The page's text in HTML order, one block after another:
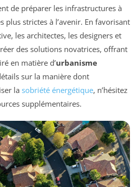
de préparer les infrastructures à
plus strictes à l’avenir. En favorisant
les architectes, les designers et
des solutions novatrices, offrant
en matière d’urbanisme
sur la manière dont
la sobriété énergétique, n’hésitez
supplémentaires.